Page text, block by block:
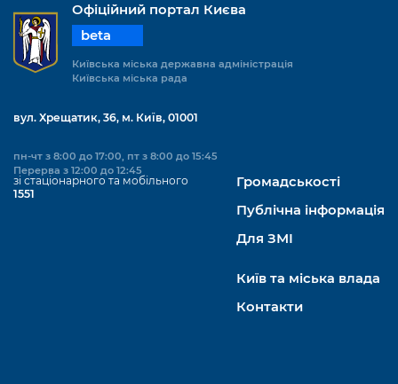
Офіційний портал Києва
beta
Київська міська державна адміністрація
Київська міська рада
вул. Хрещатик, 36, м. Київ, 01001
пн-чт з 8:00 до 17:00, пт з 8:00 до 15:45
Перерва з 12:00 до 12:45
зі стаціонарного та мобільного
1551
Громадськості
Публічна інформація
Для ЗМІ
Київ та міська влада
Контакти